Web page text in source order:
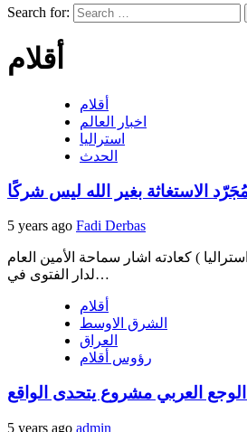
Search for:
أقلام
أقلام
اخبار العالم
استراليا
الحدث
الاستغاثة بغير الله ليس شركًا
5 years ago Fadi Derbas
) كعادته اشار سماحة الأمين العام
لدار الفتوى في…
أقلام
الشرق الاوسط
العراق
رؤوس أقلام
الوجع العربي مشروع يتحدى الواقع
5 years ago admin